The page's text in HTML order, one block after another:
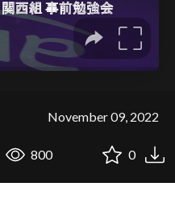
November 09, 2022
800 0